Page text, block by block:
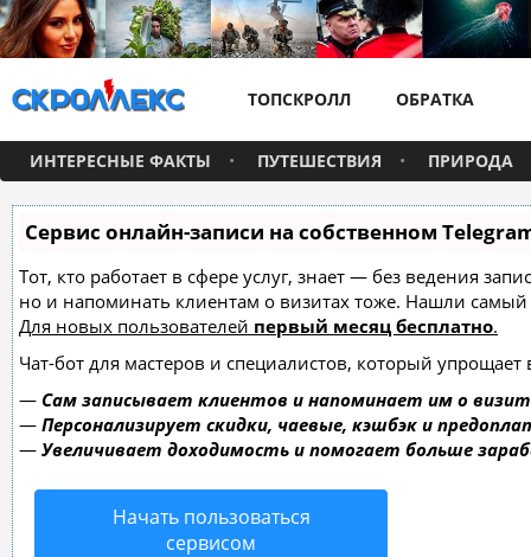
ТОПСКРОЛЛ ОБРАТКА
ИНТЕРЕСНЫЕ ФАКТЫ ПУТЕШЕСТВИЯ ПРИРОДА
Сервис онлайн-записи на собственном
Тот, кто работает в сфере услуг, знает — без ведения
но и напоминать клиентам о визитах тоже. Нашли
Для новых пользователей первый месяц бесплатно.
Чат-бот для мастеров и специалистов, который упрощает
— Сам записывает клиентов и напоминает им о
— Персонализирует скидки, чаевые, кэшбэк и
— Увеличивает доходимость и помогает больше
Начать пользоваться
сервисом